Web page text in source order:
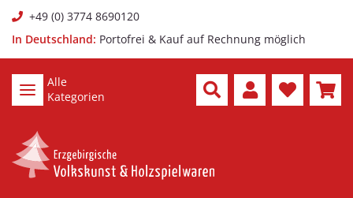
+49 (0) 3774 8690120
In Deutschland: Portofrei & Kauf auf Rechnung möglich
Alle
Kategorien